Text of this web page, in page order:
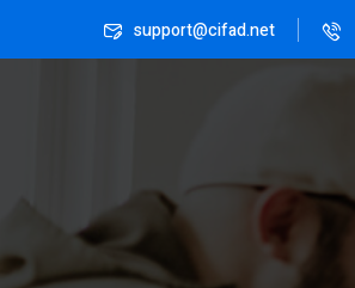
support@cifad.net